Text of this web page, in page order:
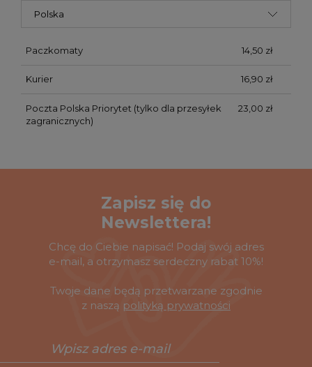
Paczkomaty 14,50 zł
Kurier 16,90 zł
Poczta Polska Priorytet (tylko dla przesyłek
zagranicznych)
23,00 zł
Zapisz się do
Newslettera!
Chcę do Ciebie napisać! Podaj swój adres
e-mail, a otrzymasz serdeczny rabat 10%!
Twoje dane będą przetwarzane zgodnie
z naszą polityką prywatności